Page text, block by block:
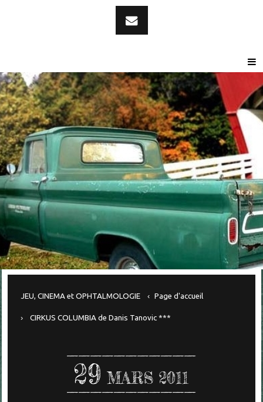
JEU, CINEMA et OPHTALMOLOGIE Page d'accueil
CIRKUS COLUMBIA de Danis Tanovic ***
29 MARS 2011